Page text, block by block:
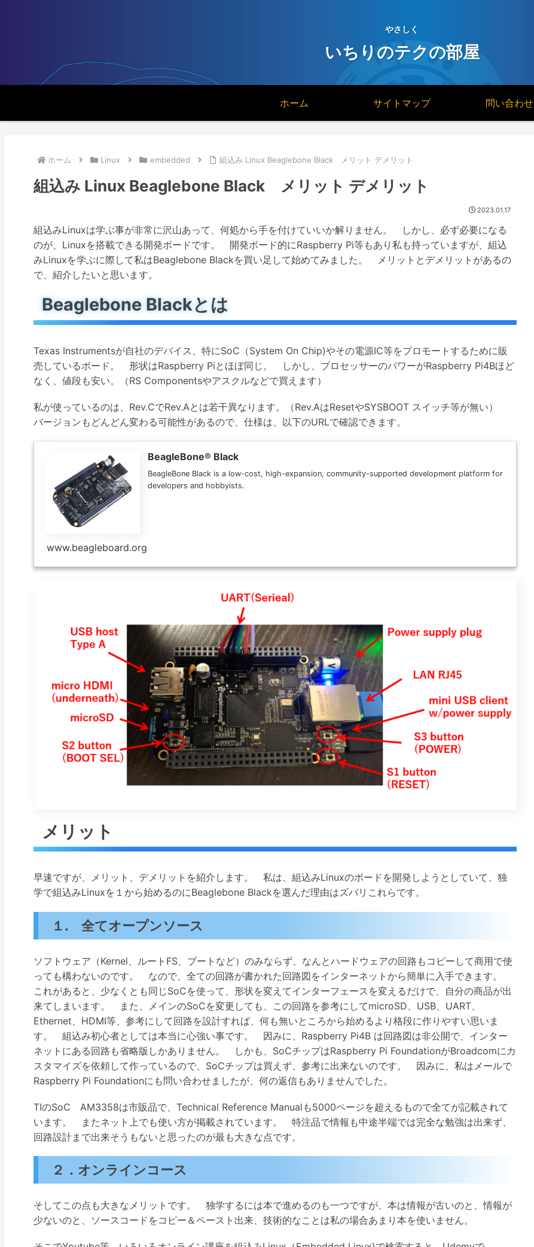
やさしく
いちりのテクの部屋
ホーム サイトマップ 問い合わせ
ホーム Linux embedded 組込み Linux Beaglebone Black メリット デメリット
組込み Linux Beaglebone Black メリット デメリット
2023.01.17
組込みLinuxは学ぶ事が非常に沢山あって、何処から手を付けていいか解りません。 しかし、必ず必要になる
のが、Linuxを搭載できる開発ボードです。 開発ボード的にRaspberry Pi等もあり私も持っていますが、組込
みLinuxを学ぶに際して私はBeaglebone Blackを買い足して始めてみました。 メリットとデメリットがあるの
で、紹介したいと思います。
Beaglebone Blackとは
Texas Instrumentsが自社のデバイス、特にSoC（System On Chip)やその電源IC等をプロモートするために販
売しているボード。 形状はRaspberry Piとほぼ同じ。 しかし、プロセッサーのパワーがRaspberry Pi4Bほど
なく、値段も安い。（RS Componentsやアスクルなどで買えます）
私が使っているのは、Rev.CでRev.Aとは若干異なります。（Rev.AはResetやSYSBOOT スイッチ等が無い）
バージョンもどんどん変わる可能性があるので、仕様は、以下のURLで確認できます。
BeagleBone® Black
BeagleBone Black is a low-cost, high-expansion, community-supported development platform for
developers and hobbyists.
www.beagleboard.org
メリット
早速ですが、メリット、デメリットを紹介します。 私は、組込みLinuxのボードを開発しようとしていて、独
学で組込みLinuxを１から始めるのにBeaglebone Blackを選んだ理由はズバリこれらです。
１. 全てオープンソース
ソフトウェア（Kernel、ルートFS、ブートなど）のみならず、なんとハードウェアの回路もコピーして商用で使
っても構わないのです。 なので、全ての回路が書かれた回路図をインターネットから簡単に入手できます。
これがあると、少なくとも同じSoCを使って、形状を変えてインターフェースを変えるだけで、自分の商品が出
来てしまいます。 また、メインのSoCを変更しても、この回路を参考にしてmicroSD、USB、UART、
Ethernet、HDMI等、参考にして回路を設計すれば、何も無いところから始めるより格段に作りやすい思いま
す。 組込み初心者としては本当に心強い事です。 因みに、Raspberry Pi4B は回路図は非公開で、インター
ネットにある回路も省略版しかありません。 しかも、SoCチップはRaspberry Pi FoundationがBroadcomにカ
スタマイズを依頼して作っているので、SoCチップは買えず、参考に出来ないのです。 因みに、私はメールで
Raspberry Pi Foundationにも問い合わせましたが、何の返信もありませんでした。
TIのSoC AM3358は市販品で、Technical Reference Manualも5000ページを超えるもので全てが記載されて
います。 またネット上でも使い方が掲載されています。 特注品で情報も中途半端では完全な勉強は出来ず、
回路設計まで出来そうもないと思ったのが最も大きな点です。
２．オンラインコース
そしてこの点も大きなメリットです。 独学するには本で進めるのも一つですが、本は情報が古いのと、情報が
少ないのと、ソースコードをコピー＆ペースト出来、技術的なことは私の場合あまり本を使いません。